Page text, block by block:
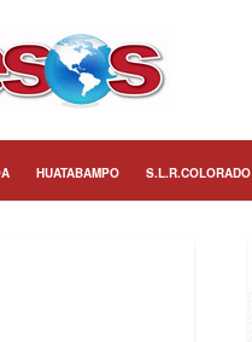
HUATABAMPO S.L.R.COLORADO